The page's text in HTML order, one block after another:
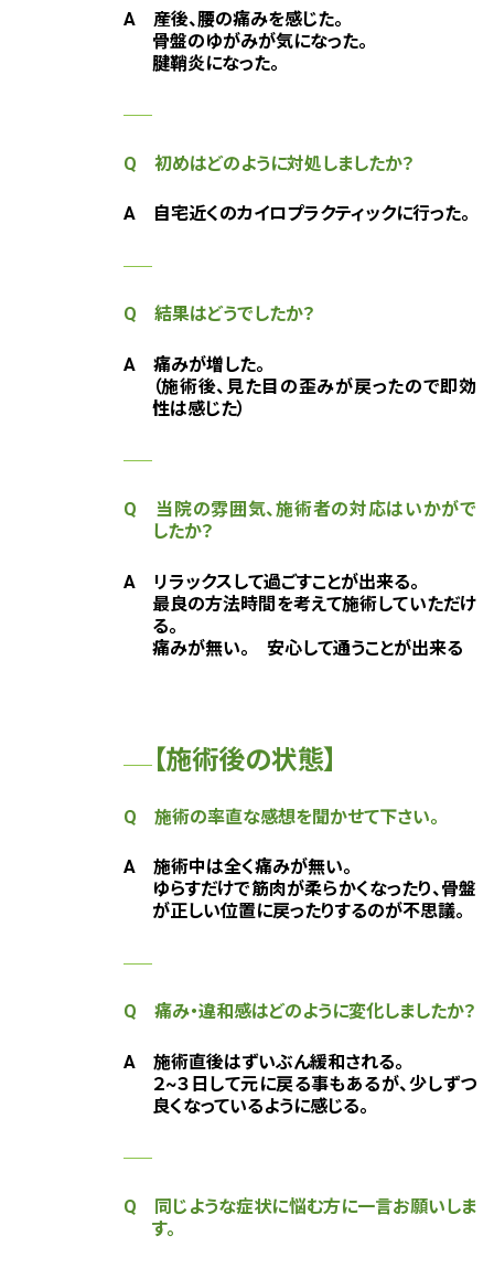
A 産後、腰の痛みを感じた。
骨盤のゆがみが気になった。
腱鞘炎になった。
Q 初めはどのように対処しましたか？
A 自宅近くのカイロプラクティックに行った。
Q 結果はどうでしたか？
A
痛みが増した。
（施術後、見た目の歪みが戻ったので即効
性は感じた）
Q 当院の雰囲気、施術者の対応はいかがで
したか？
A リラックスして過ごすことが出来る。
最良の方法時間を考えて施術していただけ
る。
痛みが無い。 安心して通うことが出来る
【施術後の状態】
Q 施術の率直な感想を聞かせて下さい。
A 施術中は全く痛みが無い。
ゆらすだけで筋肉が柔らかくなったり、骨盤
が正しい位置に戻ったりするのが不思議。
Q 痛み・違和感はどのように変化しましたか？
A 施術直後はずいぶん緩和される。
２~３日して元に戻る事もあるが、少しずつ
良くなっているように感じる。
Q 同じような症状に悩む方に一言お願いしま
す。